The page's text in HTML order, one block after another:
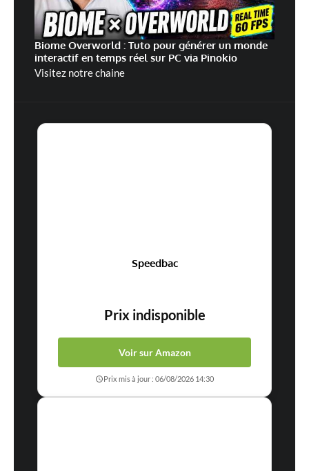
Biome Overworld : Tuto pour générer un monde
interactif en temps réel sur PC via Pinokio
Visitez notre chaine
Speedbac
Prix indisponible
Voir sur Amazon
Prix mis à jour : 06/08/2026 14:30